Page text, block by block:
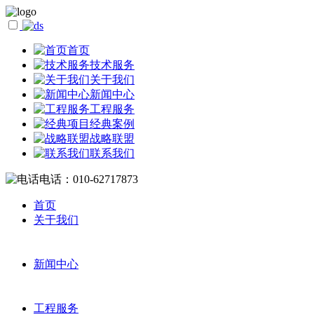
首页
技术服务
关于我们
新闻中心
工程服务
经典案例
战略联盟
联系我们
电话：010-62717873
首页
关于我们
新闻中心
工程服务